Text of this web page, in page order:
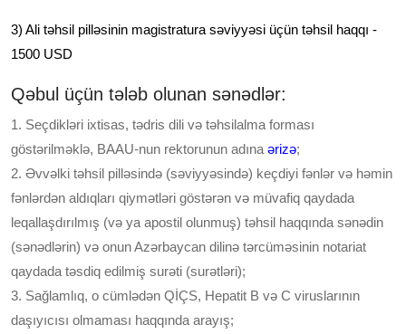
3) Ali təhsil pilləsinin magistratura səviyyəsi üçün təhsil haqqı -
1500 USD
Qəbul üçün tələb olunan sənədlər:
1. Seçdikləri ixtisas, tədris dili və təhsilalma forması
göstərilməklə, BAAU-nun rektorunun adına ərizə;
2. Əvvəlki təhsil pilləsində (səviyyəsində) keçdiyi fənlər və həmin
fənlərdən aldıqları qiymətləri göstərən və müvafiq qaydada
leqallaşdırılmış (və ya apostil olunmuş) təhsil haqqında sənədin
(sənədlərin) və onun Azərbaycan dilinə tərcüməsinin notariat
qaydada təsdiq edilmiş surəti (surətləri);
3. Sağlamlıq, o cümlədən QİÇS, Hepatit B və C viruslarının
daşıyıcısı olmaması haqqında arayış;